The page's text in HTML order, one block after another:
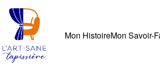
Mon HistoireMon Savoir-